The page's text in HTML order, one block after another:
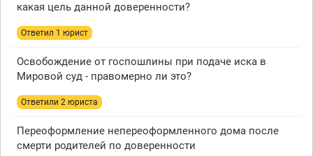
какая цель данной доверенности?
Ответил 1 юрист
Освобождение от госпошлины при подаче иска в
Мировой суд - правомерно ли это?
Ответили 2 юристa
Переоформление непереоформленного дома после
смерти родителей по доверенности